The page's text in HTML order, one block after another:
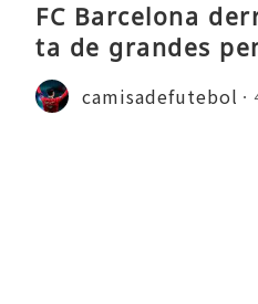
FC Barcelona
ta de grandes
-época
camisadefutebol